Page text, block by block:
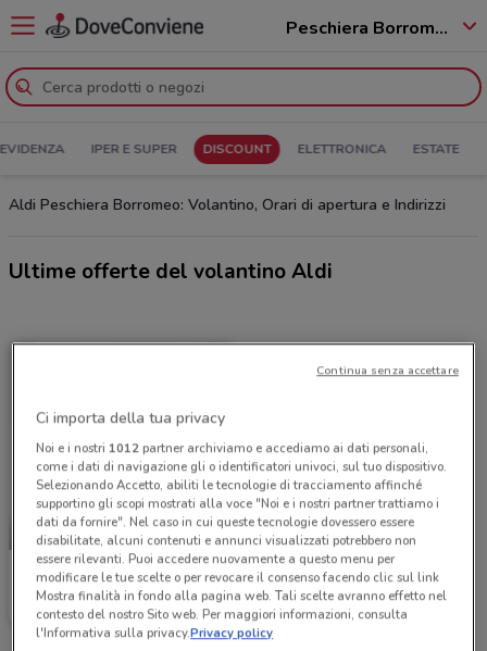
Peschiera Borromeo - 20068
IPER E SUPER DISCOUNT ELETTRONICA ESTATE
Aldi Peschiera Borromeo: Volantino, Orari di apertura e Indirizzi
Ultime offerte del volantino Aldi
-2 GIORNI
Aldi
Scade domenica 5.8 km
Ci importa della tua privacy
Noi e i nostri 1012partner archiviamo e accediamo ai dati personali,
come i dati di navigazione gli o identificatori univoci, sul tuo dispositivo.
Selezionando Accetto, abiliti le tecnologie di tracciamento affinché
supportino gli scopi mostrati alla voce "Noi e i nostri partner trattiamo i
dati da fornire". Nel caso in cui queste tecnologie dovessero essere
disabilitate, alcuni contenuti e annunci visualizzati potrebbero non
essere rilevanti. Puoi accedere nuovamente a questo menu per
modificare le tue scelte o per revocare il consenso facendo clic sul link
Mostra finalità in fondo alla pagina web. Tali scelte avranno effetto nel
contesto del nostro Sito web. Per maggiori informazioni, consulta
l'Informativa sulla privacy.Privacy policy
Continua senza accettare